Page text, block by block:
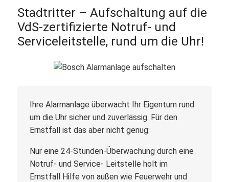
Stadtritter – Aufschaltung auf die
VdS-zertifizierte Notruf- und
Serviceleitstelle, rund um die Uhr!
Ihre Alarmanlage überwacht Ihr Eigentum rund
um die Uhr sicher und zuverlässig. Für den
Ernstfall ist das aber nicht genug:
Nur eine 24-Stunden-Überwachung durch eine
Notruf- und Service- Leitstelle holt im
Ernstfall Hilfe von außen wie Feuerwehr und